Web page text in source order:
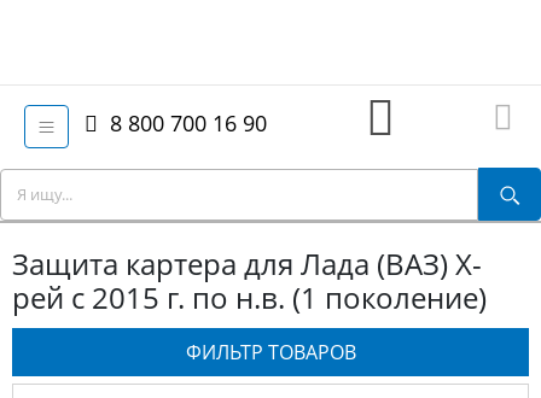
8 800 700 16 90
Защита картера для Лада (ВАЗ) Х-
рей с 2015 г. по н.в. (1 поколение)
ФИЛЬТР ТОВАРОВ